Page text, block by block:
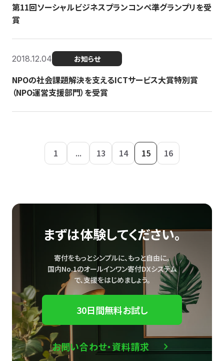
第11回ソーシャルビジネスプランコンペ準グランプリを受
賞
2018.12.04 お知らせ
NPOの社会課題解決を支えるICTサービス大賞特別賞
（NPO運営支援部門）を受賞
1 ... 13 14 15 16
まずは体験してください。
寄付をもっとシンプルに、もっと自由に。
国内No.1のオールインワン寄付DXシステム
で、支援をはじめましょう。
30日間無料お試し
お問い合わせ・資料請求